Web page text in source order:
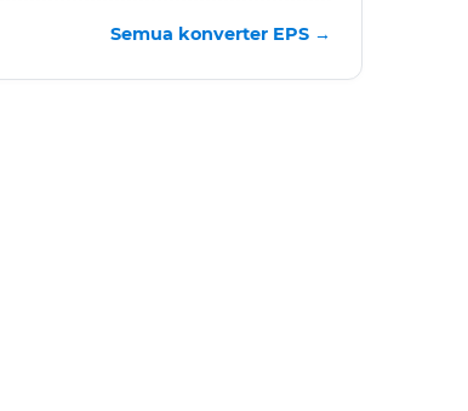
Semua konverter EPS →